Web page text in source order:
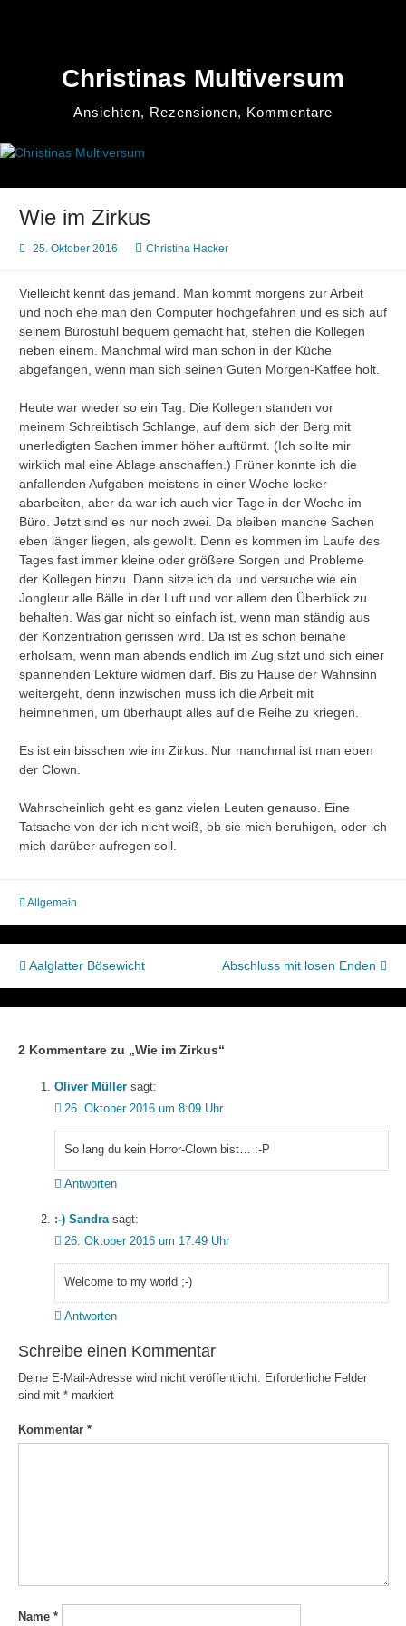
Christinas Multiversum
Ansichten, Rezensionen, Kommentare
Wie im Zirkus
25. Oktober 2016 Christina Hacker
Vielleicht kennt das jemand. Man kommt morgens zur Arbeit
und noch ehe man den Computer hochgefahren und es sich auf
seinem Bürostuhl bequem gemacht hat, stehen die Kollegen
neben einem. Manchmal wird man schon in der Küche
abgefangen, wenn man sich seinen Guten Morgen-Kaffee holt.
Heute war wieder so ein Tag. Die Kollegen standen vor
meinem Schreibtisch Schlange, auf dem sich der Berg mit
unerledigten Sachen immer höher auftürmt. (Ich sollte mir
wirklich mal eine Ablage anschaffen.) Früher konnte ich die
anfallenden Aufgaben meistens in einer Woche locker
abarbeiten, aber da war ich auch vier Tage in der Woche im
Büro. Jetzt sind es nur noch zwei. Da bleiben manche Sachen
eben länger liegen, als gewollt. Denn es kommen im Laufe des
Tages fast immer kleine oder größere Sorgen und Probleme
der Kollegen hinzu. Dann sitze ich da und versuche wie ein
Jongleur alle Bälle in der Luft und vor allem den Überblick zu
behalten. Was gar nicht so einfach ist, wenn man ständig aus
der Konzentration gerissen wird. Da ist es schon beinahe
erholsam, wenn man abends endlich im Zug sitzt und sich einer
spannenden Lektüre widmen darf. Bis zu Hause der Wahnsinn
weitergeht, denn inzwischen muss ich die Arbeit mit
heimnehmen, um überhaupt alles auf die Reihe zu kriegen.
Es ist ein bisschen wie im Zirkus. Nur manchmal ist man eben
der Clown.
Wahrscheinlich geht es ganz vielen Leuten genauso. Eine
Tatsache von der ich nicht weiß, ob sie mich beruhigen, oder ich
mich darüber aufregen soll.
Allgemein
Beitragsnavigation
Aalglatter Bösewicht Abschluss mit losen Enden
2 Kommentare zu „Wie im Zirkus“
Oliver Müller sagt:
26. Oktober 2016 um 8:09 Uhr
So lang du kein Horror-Clown bist… :-P
Antworten
:-) Sandra sagt:
26. Oktober 2016 um 17:49 Uhr
Welcome to my world ;-)
Antworten
Schreibe einen Kommentar
Deine E-Mail-Adresse wird nicht veröffentlicht.
Erforderliche Felder
sind mit *markiert
Kommentar *
Name *